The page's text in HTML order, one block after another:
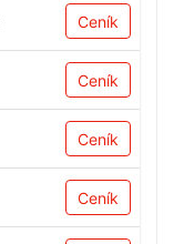
Ceník
Ceník
Ceník
Ceník